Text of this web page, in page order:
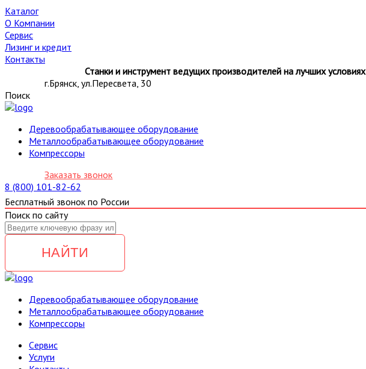
Каталог
О Компании
Сервис
Лизинг и кредит
Контакты
Станки и инструмент ведущих производителей на лучших условиях
г.Брянск, ул.Пересвета, 30
Поиск
Деревообрабатывающее оборудование
Металлообрабатывающее оборудование
Компрессоры
Заказать звонок
8 (800) 101-82-62
Бесплатный звонок по России
Поиск по сайту
НАЙТИ
Деревообрабатывающее оборудование
Металлообрабатывающее оборудование
Компрессоры
Cервис
Услуги